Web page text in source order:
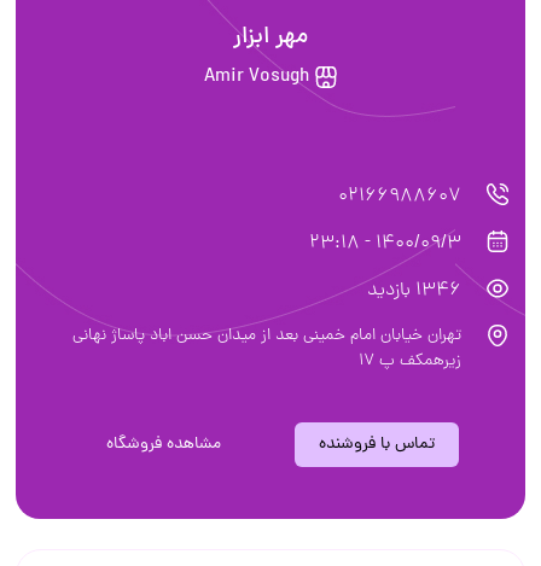
مهر ابزار
Amir Vosugh
02166988607
1400/09/3 - 23:18
1346 بازدید
تهران خیابان امام خمینی بعد از میدان حسن اباد پاساژ نهانی
زیرهمکف پ ۱۷
تماس با فروشنده مشاهده فروشگاه